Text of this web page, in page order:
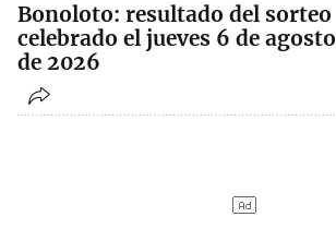
Bonoloto: resultado del sorteo
celebrado el jueves 6 de agosto
de 2026